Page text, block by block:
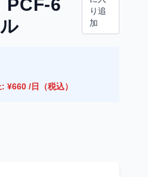
PCF-6
り追
加
¥660 /日（税込）